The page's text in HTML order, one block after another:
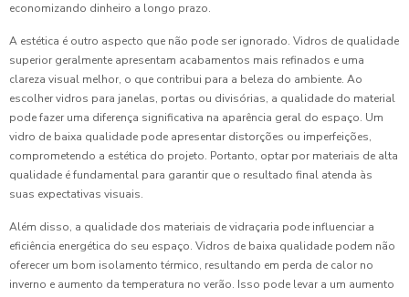
economizando dinheiro a longo prazo.
A estética é outro aspecto que não pode ser ignorado. Vidros de qualidade
superior geralmente apresentam acabamentos mais refinados e uma
clareza visual melhor, o que contribui para a beleza do ambiente. Ao
escolher vidros para janelas, portas ou divisórias, a qualidade do material
pode fazer uma diferença significativa na aparência geral do espaço. Um
vidro de baixa qualidade pode apresentar distorções ou imperfeições,
comprometendo a estética do projeto. Portanto, optar por materiais de alta
qualidade é fundamental para garantir que o resultado final atenda às
suas expectativas visuais.
Além disso, a qualidade dos materiais de vidraçaria pode influenciar a
eficiência energética do seu espaço. Vidros de baixa qualidade podem não
oferecer um bom isolamento térmico, resultando em perda de calor no
inverno e aumento da temperatura no verão. Isso pode levar a um aumento